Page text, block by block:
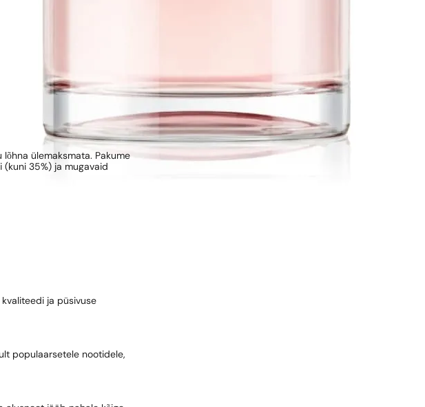
lõhna ülemaksmata. Pakume
35%) ja mugavaid
ja püsivuse
populaarsetele nootidele,